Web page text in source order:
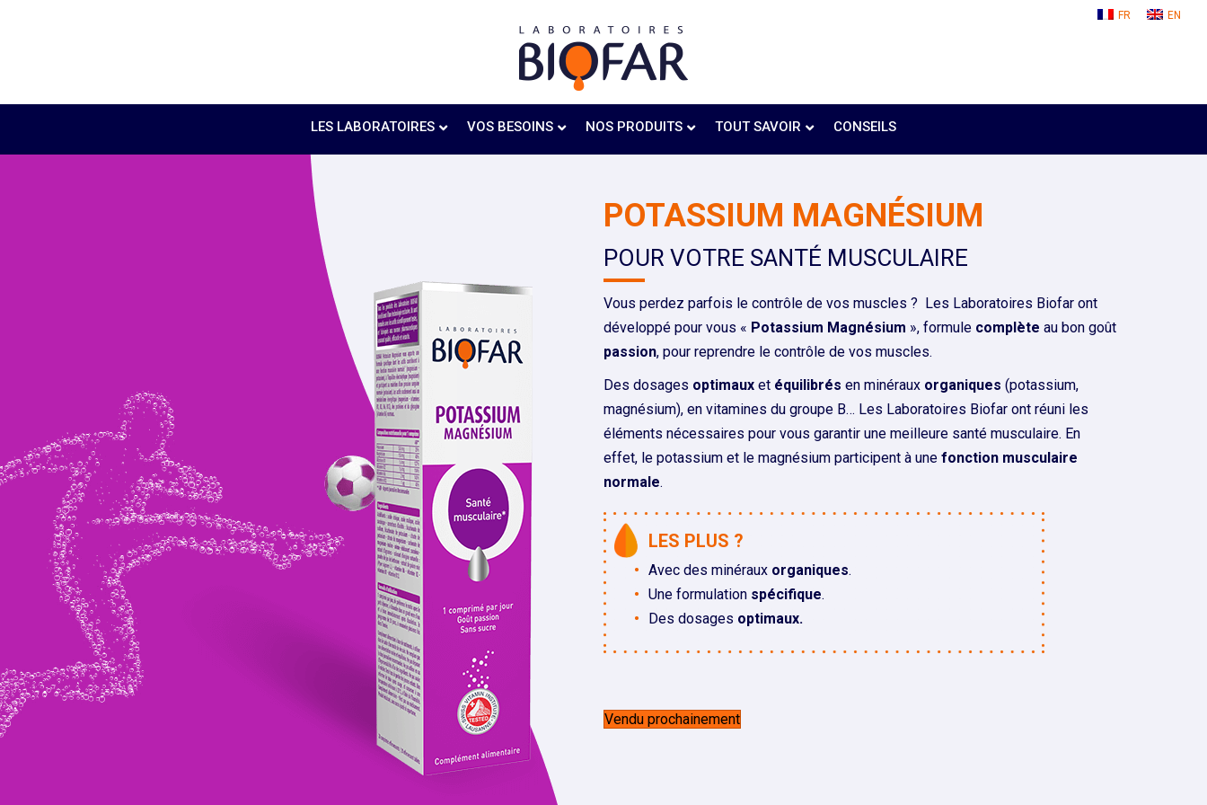
FR EN
LES LABORATOIRES VOS BESOINS NOS PRODUITS TOUT SAVOIR CONSEILS
POTASSIUM MAGNÉSIUM
POUR VOTRE SANTÉ MUSCULAIRE
Vous perdez parfois le contrôle de vos muscles ? Les Laboratoires Biofar ont
développé pour vous « Potassium Magnésium », formule complète au bon goût
passion, pour reprendre le contrôle de vos muscles.
Des dosages optimauxet équilibrés en minéraux organiques (potassium,
magnésium), en vitamines du groupe B… Les Laboratoires Biofar ont réuni les
éléments nécessaires pour vous garantir une meilleure santé musculaire. En
effet, le potassium et le magnésium participent à une fonction musculaire
normale.
LES PLUS ?
Avec des minérauxorganiques.
Une formulation spécifique.
Des dosages optimaux.
Vendu prochainement